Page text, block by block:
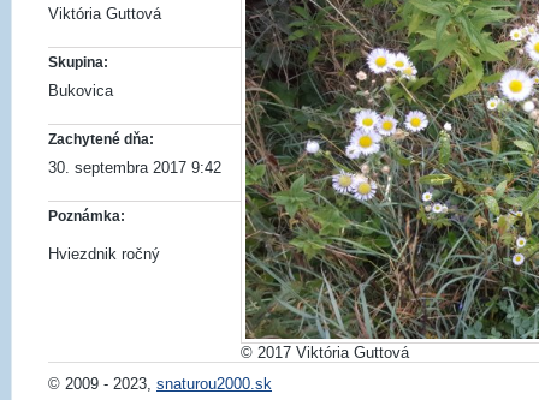
Viktória Guttová
Skupina:
Bukovica
Zachytené dňa:
30. septembra 2017 9:42
Poznámka:
Hviezdnik ročný
© 2017 Viktória Guttová
© 2009 - 2023, snaturou2000.sk